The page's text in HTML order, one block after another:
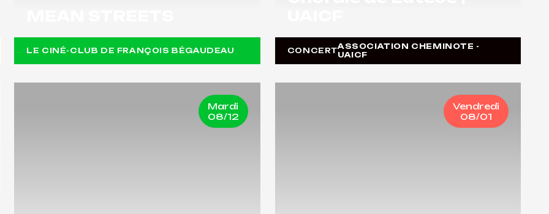
LE CINÉ-CLUB DE FRANÇOIS BÉGAUDEAU CONCERTASSOCIATION CHEMINOTE -
UAICF
Mardi
08/12
Vendredi
08/01